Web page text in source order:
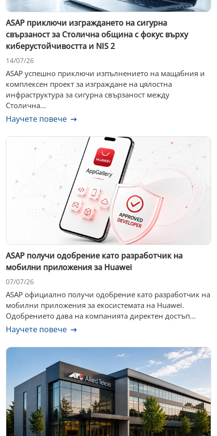
ASAP приключи изграждането на сигурна
свързаност за Столична община с фокус върху
киберустойчивостта и NIS 2
14/07/26
ASAP успешно приключи изпълнението на мащабния и
комплексен проект за изграждане на цялостна
инфраструктура за сигурна свързаност между
Столична...
Научете повече
ASAP получи одобрение като разработчик на
мобилни приложения за Huawei
07/07/26
ASAP официално получи одобрение като разработчик на
мобилни приложения за екосистемата на Huawei.
Одобрението дава на компанията директен достъп...
Научете повече